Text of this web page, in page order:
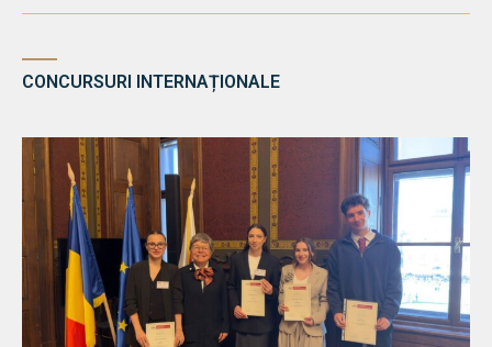
CONCURSURI INTERNAȚIONALE